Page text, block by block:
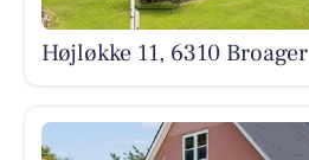
Højløkke 11, 6310 Broager